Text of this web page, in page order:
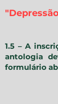
​1.5 – A
antologia
formulário